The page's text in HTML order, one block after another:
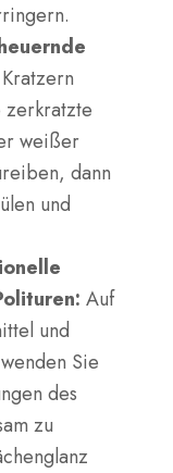
zerkratzte
weißer
dann
und
Auf
und
Sie
des
zu